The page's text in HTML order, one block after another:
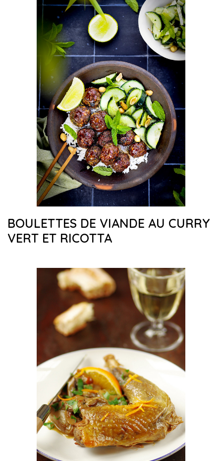
BOULETTES DE VIANDE AU CURRY
VERT ET RICOTTA